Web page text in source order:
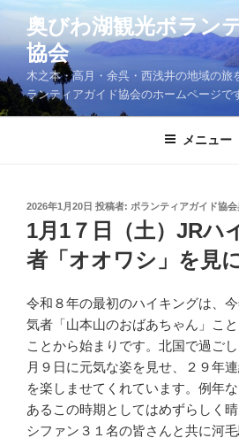
コ
テ
ン
ツ
へ
奥びわ湖観光ボラン
協会
木之本・高月・余呉・西浅井の地域の旅
ランティアガイド協会のホームページで
メニュー
投
稿
日:
2026年1月20日 投稿者: ボランティアガイド協
1月1７日（土）JR
者「オオワシ」を見
令和８年の最初のハイキングは、
気者「山本山のおばあちゃん」こ
ことから始まりです。北国で過ご
月９日に元気な姿を見せ、２９年
を楽しませてくれています。例年
あるこの時期としてはめずらしく
シファン３１名の皆さんと共に河毛